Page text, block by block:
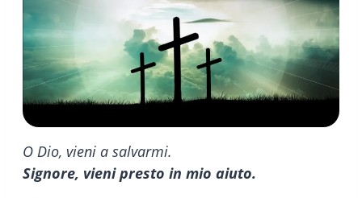
O Dio, vieni a salvarmi.
Signore, vieni presto in mio aiuto.